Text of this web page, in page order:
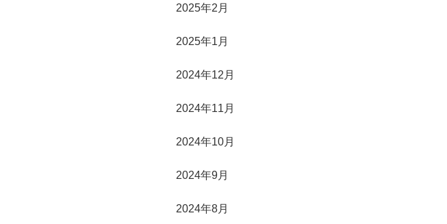
2025年2月
2025年1月
2024年12月
2024年11月
2024年10月
2024年9月
2024年8月